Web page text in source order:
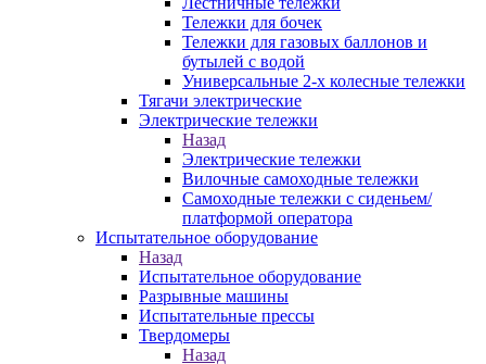
Тележки для бочек
Тележки для газовых баллонов и
бутылей с водой
Универсальные 2-х колесные тележки
Тягачи электрические
Электрические тележки
Назад
Электрические тележки
Вилочные самоходные тележки
Самоходные тележки с сиденьем/
платформой оператора
Испытательное оборудование
Назад
Испытательное оборудование
Разрывные машины
Испытательные прессы
Твердомеры
Назад